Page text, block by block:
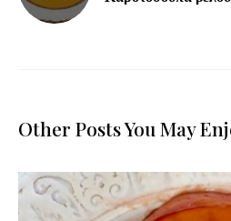
Other Posts You May